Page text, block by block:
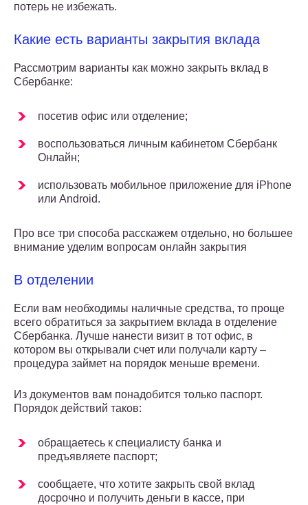
потерь не избежать.
Какие есть варианты закрытия вклада
Рассмотрим варианты как можно закрыть вклад в
Сбербанке:
посетив офис или отделение;
воспользоваться личным кабинетом Сбербанк
Онлайн;
использовать мобильное приложение для iPhone
или Android.
Про все три способа расскажем отдельно, но большее
внимание уделим вопросам онлайн закрытия
В отделении
Если вам необходимы наличные средства, то проще
всего обратиться за закрытием вклада в отделение
Сбербанка. Лучше нанести визит в тот офис, в
котором вы открывали счет или получали карту –
процедура займет на порядок меньше времени.
Из документов вам понадобится только паспорт.
Порядок действий таков:
обращаетесь к специалисту банка и
предъявляете паспорт;
сообщаете, что хотите закрыть свой вклад
досрочно и получить деньги в кассе, при